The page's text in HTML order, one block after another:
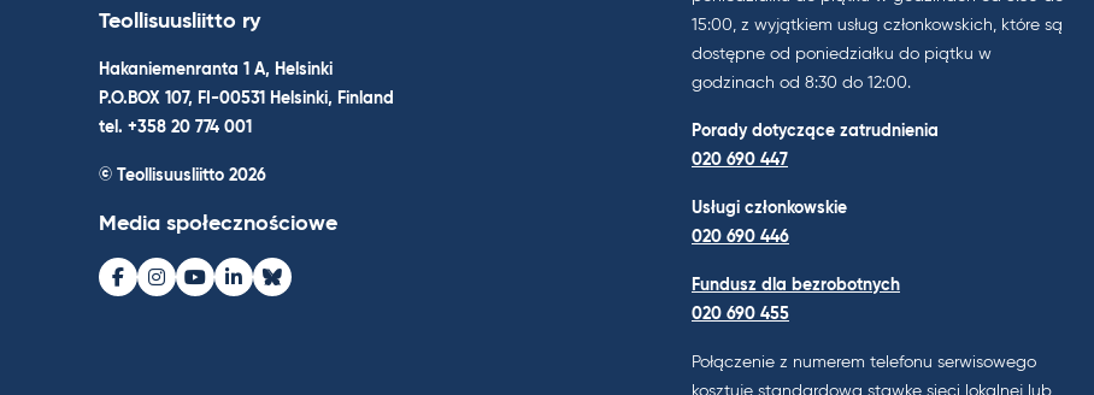
Teollisuusliitto ry
Hakaniemenranta 1 A, Helsinki
P.O.BOX 107, FI-00531 Helsinki, Finland
tel. +358 20 774 001
© Teollisuusliitto 2026
Media społecznościowe
Facebook
Instagram
Youtube
LinkedInBluesky
15:00, z wyjątkiem usług członkowskich, które są
dostępne od poniedziałku do piątku w
godzinach od 8:30 do 12:00.
Porady dotyczące zatrudnienia
020 690 447
Usługi członkowskie
020 690 446
Fundusz dla bezrobotnych
020 690 455
Połączenie z numerem telefonu serwisowego
kosztuje standardową stawkę sieci lokalnej lub